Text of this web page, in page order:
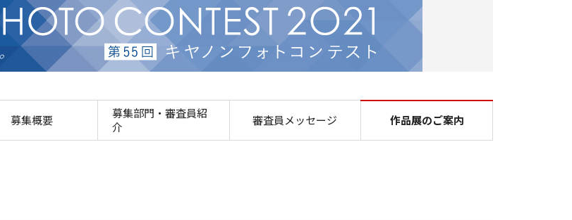
作品展のご案内 第55回キヤノンフォトコンテスト
募集概要
募集部門・審査員紹
介
審査員メッセージ 作品展のご案内